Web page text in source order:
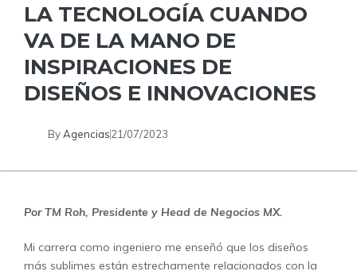
LA TECNOLOGÍA CUANDO
VA DE LA MANO DE
INSPIRACIONES DE
DISEÑOS E INNOVACIONES
ByAgencias21/07/2023
PorTM Roh, Presidente y Head de Negocios MX.
Mi carrera como ingeniero me enseñó que los diseños
más sublimes están estrechamente relacionados con la